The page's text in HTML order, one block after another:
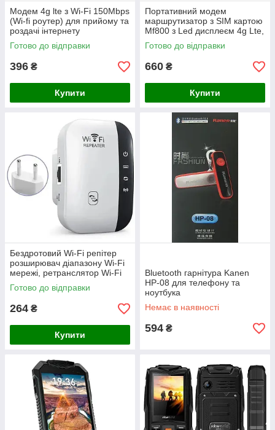
Модем 4g lte з Wi-Fi 150Mbps
(Wi-fi роутер) для прийому та
роздачі інтернету
Готово до відправки
396 ₴
Купити
Портативний модем
маршрутизатор з SIM картою
Mf800 з Led дисплеєм 4g Lte,
2100 mAh
Готово до відправки
660 ₴
Купити
Бездротовий Wi-Fi репітер
розширювач діапазону Wi-Fi
мережі, ретранслятор Wi-Fi
до 300 Мбіт/с
Готово до відправки
264 ₴
Купити
Bluetooth гарнітура Kanen
HP-08 для телефону та
ноутбука
Немає в наявності
594 ₴